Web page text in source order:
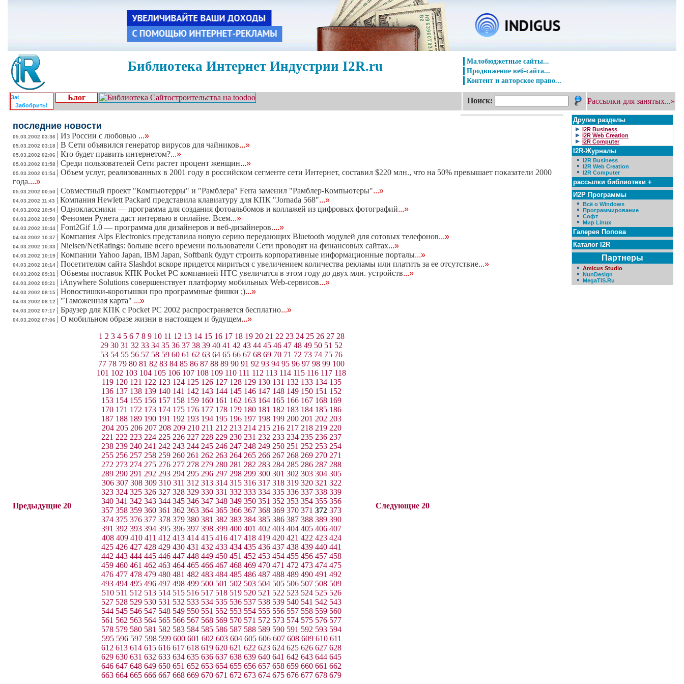
Библиотека Интернет Индустрии I2R.ru
Малобюджетные сайты...
Продвижение веб-сайта...
Контент и авторское право...
Забобрить!
Блог Поиск: Рассылки для занятых...»
последние новости
05.03.2002 03:36 | Из России с любовью ...»
05.03.2002 03:18 | В Сети объявился генератор вирусов для чайников...»
05.03.2002 02:06 | Кто будет править интернетом?...»
05.03.2002 01:58 | Среди пользователей Сети растет процент женщин...»
05.03.2002 01:54 | Объем услуг, реализованных в 2001 году в российском сегменте сети Интернет, составил $220 млн., что на 50% превышает показатели 2000
года....»
05.03.2002 00:50 | Совместный проект "Компьютерры" и "Рамблера" Ferra заменил "Рамблер-Компьютеры"...»
04.03.2002 11:43 | Компания Hewlett Packard представила клавиатуру для КПК "Jornada 568"...»
04.03.2002 10:54 | Одноклассники — программа для создания фотоальбомов и коллажей из цифровых фотографий...»
04.03.2002 10:50 | Феномен Рунета даст интервью в онлайне. Всем...»
04.03.2002 10:44 | Font2Gif 1.0 — программа для дизайнеров и веб-дизайнеров....»
04.03.2002 10:37 | Компания Alps Electronics представила новую серию передающих Bluetooth модулей для сотовых телефонов...»
04.03.2002 10:33 | Nielsen/NetRatings: больше всего времени пользователи Сети проводят на финансовых сайтах...»
04.03.2002 10:19 | Компании Yahoo Japan, IBM Japan, Softbank будут строить корпоративные информационные порталы...»
04.03.2002 10:14 | Посетителям сайта Slashdot вскоре придется мириться с увеличением количества рекламы или платить за ее отсутствие...»
04.03.2002 09:31 | Объемы поставок КПК Pocket PC компанией HTC увеличатся в этом году до двух млн. устройств...»
04.03.2002 09:21 | iAnywhere Solutions совершенствует платформу мобильных Web-сервисов...»
04.03.2002 08:15 | Новостишки-коротышки про программные фишки ;)...»
04.03.2002 08:12 | "Таможенная карта" ...»
04.03.2002 07:17 | Браузер для КПК с Pocket PC 2002 распространяется бесплатно...»
04.03.2002 07:06 | О мобильном образе жизни в настоящем и будущем...»
Предыдущие 20
1 2 3 4 5 6 7 8 9 10 11 12 13 14 15 16 17 18 19 20 21 22 23 24 25 26 27 28
29 30 31 32 33 34 35 36 37 38 39 40 41 42 43 44 45 46 47 48 49 50 51 52
53 54 55 56 57 58 59 60 61 62 63 64 65 66 67 68 69 70 71 72 73 74 75 76
77 78 79 80 81 82 83 84 85 86 87 88 89 90 91 92 93 94 95 96 97 98 99 100
101 102 103 104 105 106 107 108 109 110 111 112 113 114 115 116 117 118
119 120 121 122 123 124 125 126 127 128 129 130 131 132 133 134 135
136 137 138 139 140 141 142 143 144 145 146 147 148 149 150 151 152
153 154 155 156 157 158 159 160 161 162 163 164 165 166 167 168 169
170 171 172 173 174 175 176 177 178 179 180 181 182 183 184 185 186
187 188 189 190 191 192 193 194 195 196 197 198 199 200 201 202 203
204 205 206 207 208 209 210 211 212 213 214 215 216 217 218 219 220
221 222 223 224 225 226 227 228 229 230 231 232 233 234 235 236 237
238 239 240 241 242 243 244 245 246 247 248 249 250 251 252 253 254
255 256 257 258 259 260 261 262 263 264 265 266 267 268 269 270 271
272 273 274 275 276 277 278 279 280 281 282 283 284 285 286 287 288
289 290 291 292 293 294 295 296 297 298 299 300 301 302 303 304 305
306 307 308 309 310 311 312 313 314 315 316 317 318 319 320 321 322
323 324 325 326 327 328 329 330 331 332 333 334 335 336 337 338 339
340 341 342 343 344 345 346 347 348 349 350 351 352 353 354 355 356
357 358 359 360 361 362 363 364 365 366 367 368 369 370 371 372 373
374 375 376 377 378 379 380 381 382 383 384 385 386 387 388 389 390
391 392 393 394 395 396 397 398 399 400 401 402 403 404 405 406 407
408 409 410 411 412 413 414 415 416 417 418 419 420 421 422 423 424
425 426 427 428 429 430 431 432 433 434 435 436 437 438 439 440 441
442 443 444 445 446 447 448 449 450 451 452 453 454 455 456 457 458
459 460 461 462 463 464 465 466 467 468 469 470 471 472 473 474 475
476 477 478 479 480 481 482 483 484 485 486 487 488 489 490 491 492
493 494 495 496 497 498 499 500 501 502 503 504 505 506 507 508 509
510 511 512 513 514 515 516 517 518 519 520 521 522 523 524 525 526
527 528 529 530 531 532 533 534 535 536 537 538 539 540 541 542 543
544 545 546 547 548 549 550 551 552 553 554 555 556 557 558 559 560
561 562 563 564 565 566 567 568 569 570 571 572 573 574 575 576 577
578 579 580 581 582 583 584 585 586 587 588 589 590 591 592 593 594
595 596 597 598 599 600 601 602 603 604 605 606 607 608 609 610 611
612 613 614 615 616 617 618 619 620 621 622 623 624 625 626 627 628
629 630 631 632 633 634 635 636 637 638 639 640 641 642 643 644 645
646 647 648 649 650 651 652 653 654 655 656 657 658 659 660 661 662
663 664 665 666 667 668 669 670 671 672 673 674 675 676 677 678 679
Следующие 20
Другие разделы
I2R Business
I2R Web Creation
I2R Computer
I2R-Журналы
I2R Business
I2R Web Creation
I2R Computer
рассылки библиотеки +
И2Р Программы
Всё о Windows
Программирование
Софт
Мир Linux
Галерея Попова
Каталог I2R
Партнеры
Amicus Studio
NunDesign
MegaTIS.Ru